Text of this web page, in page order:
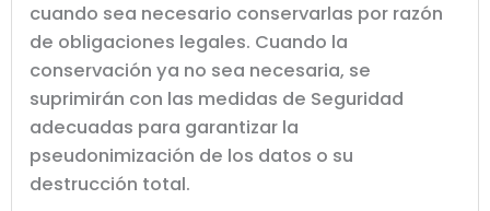
cuando sea necesario conservarlas por razón
de obligaciones legales. Cuando la
conservación ya no sea necesaria, se
suprimirán con las medidas de Seguridad
adecuadas para garantizar la
pseudonimización de los datos o su
destrucción total.